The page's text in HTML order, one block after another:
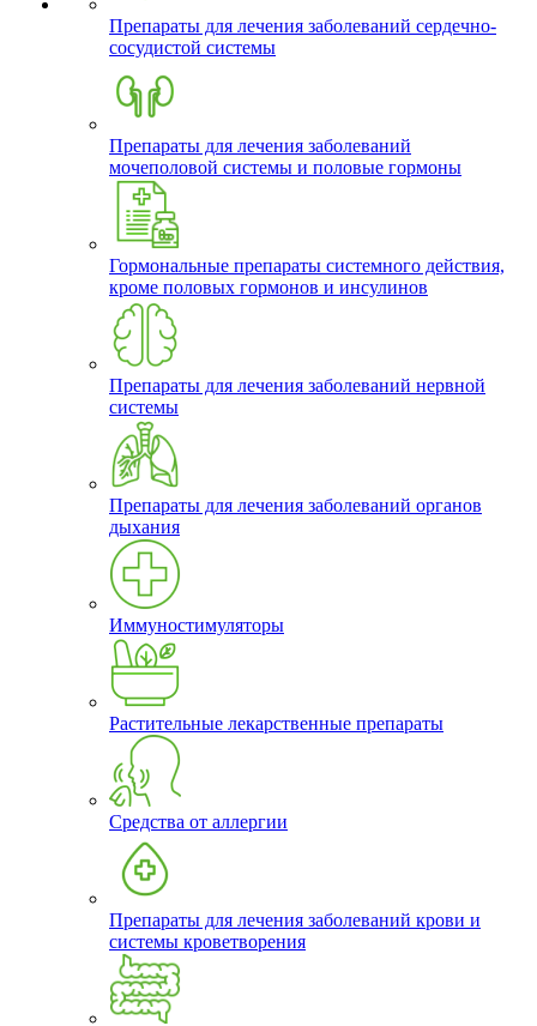
Препараты для лечения заболеваний сердечно-
сосудистой системы
Препараты для лечения заболеваний
мочеполовой системы и половые гормоны
Гормональные препараты системного действия,
кроме половых гормонов и инсулинов
Препараты для лечения заболеваний нервной
системы
Препараты для лечения заболеваний органов
дыхания
Иммуностимуляторы
Растительные лекарственные препараты
Средства от аллергии
Препараты для лечения заболеваний крови и
системы кроветворения